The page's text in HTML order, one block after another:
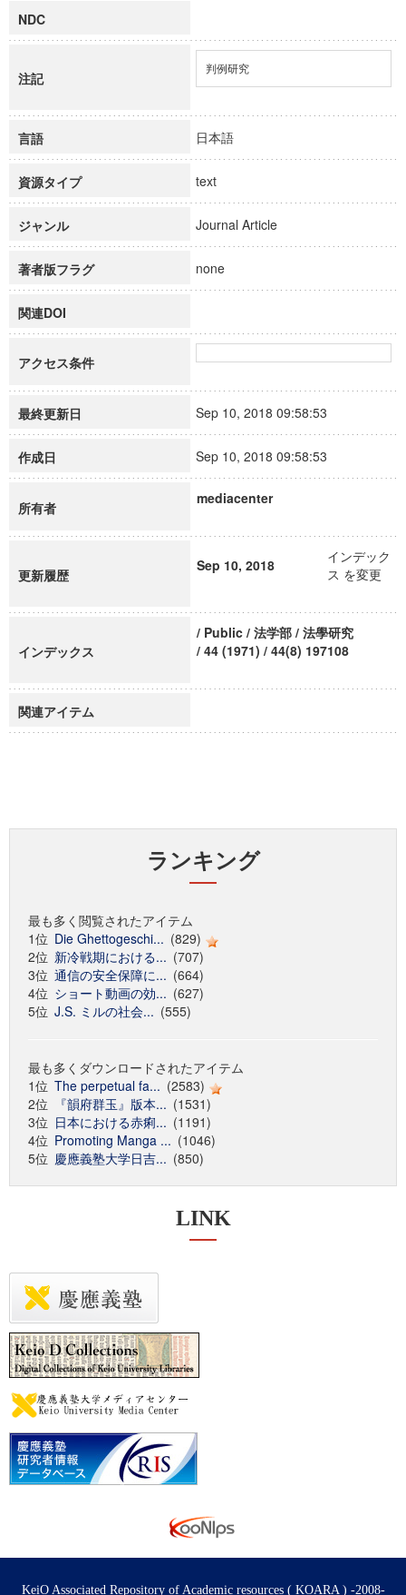
NDC
注記
判例研究
言語 日本語
資源タイプ text
ジャンル Journal Article
著者版フラグ none
関連DOI
アクセス条件
最終更新日 Sep 10, 2018 09:58:53
作成日 Sep 10, 2018 09:58:53
所有者
mediacenter
更新履歴
Sep 10, 2018
インデック
ス を変更
インデックス
/ Public / 法学部 / 法學研究
/ 44 (1971) / 44(8) 197108
関連アイテム
ランキング
最も多く閲覧されたアイテム
1位 Die Ghettogeschi... (829)
2位 新冷戦期における... (707)
3位 通信の安全保障に... (664)
4位 ショート動画の効... (627)
5位 J.S. ミルの社会... (555)
最も多くダウンロードされたアイテム
1位 The perpetual fa... (2583)
2位
『韻府群玉』版本... (1531)
3位 日本における赤痢... (1191)
4位 Promoting Manga ... (1046)
5位 慶應義塾大学日吉... (850)
LINK
KeiO Associated Repository of Academic resources ( KOARA ) -2008-